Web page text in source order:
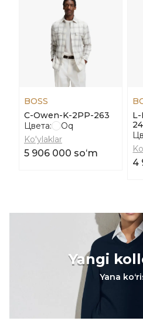
BOSS
C-Owen-K-2PP-263
Цвета:
Oq
Ko'ylaklar
5 906 000 soʻm
L-
4
Yangi
Yana